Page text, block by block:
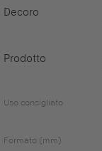
Decoro
Prodotto
Uso consigliato
Formato (mm)